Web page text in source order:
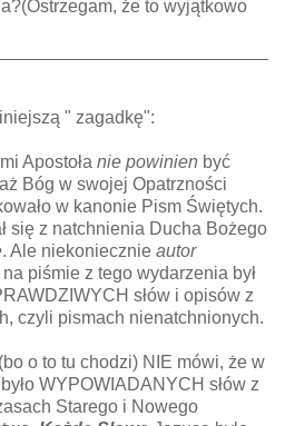
że to wyjątkowo
" zagadkę":
Apostoła nie powinien być
Bóg w swojej Opatrzności
w kanonie Pism Świętych.
się z natchnienia Ducha Bożego
. Ale niekoniecznie autor
na piśmie z tego wydarzenia był
słów i opisów z
czyli pismach nienatchnionych.
o to tu chodzi) NIE mówi, że w
WYPOWIADANYCH słów z
Starego i Nowego